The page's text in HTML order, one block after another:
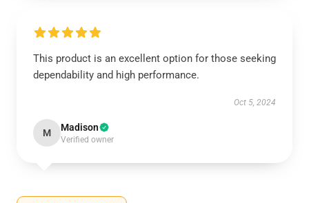
This product is an excellent option for those seeking
dependability and high performance.
Oct 5, 2024
M Madison
Verified owner